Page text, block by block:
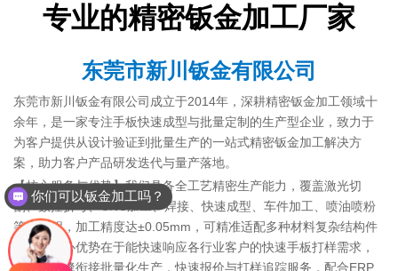
专业的精密钣金加工厂家
东莞市新川钣金有限公司
东莞市新川钣金有限公司成立于2014年，深耕精密钣金加工领域十
余年，是一家专注手板快速成型与批量定制的生产型企业，致力于
为客户提供从设计验证到批量生产的一站式精密钣金加工解决方
案，助力客户产品研发迭代与量产落地。
【核心服务与优势】我们具备全工艺精密生产能力，覆盖激光切
割、数控折弯、CNC加工、焊接、快速成型、车件加工、喷油喷粉
等全流程，加工精度达±0.05mm，可精准适配多种材料复杂结构件
加工。核心优势在于能快速响应各行业客户的快速手板打样需求，
同时可无缝衔接批量化生产，快速报价与打样追踪服务，配合ERP
你们可以钣金加工吗？
你们是怎么收费的呢？